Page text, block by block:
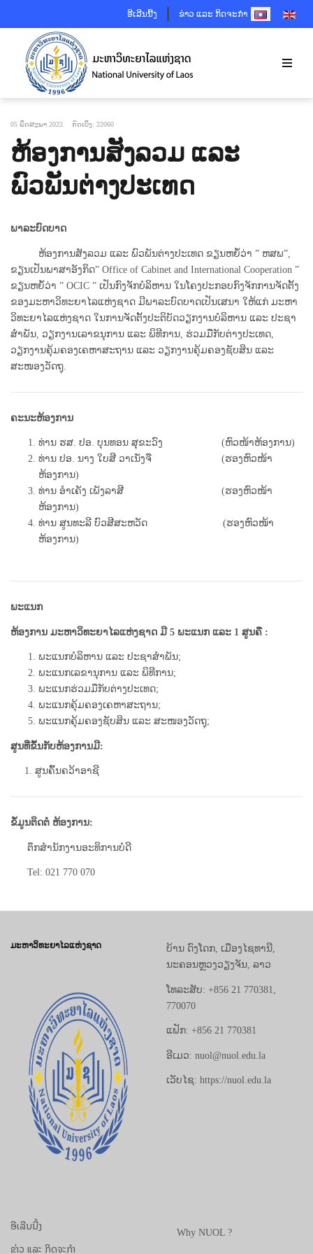
ອີເລີນນີ້ງ ຂ່າວ ແລະ ກິດຈະກຳSELECT YOUR
05 ພຶດສະພາ 2022 ກົດເບິ່ງ: 22060
ຫ້ອງການສັງລວມ ແລະ
ພົວພັນຕ່າງປະເທດ
ພາລະບົດບາດ
ຫ້ອງການສັງລວມ ແລະ ພົວພັນຕ່າງປະເທດ ຂຽນຫຍໍ້ວ່າ ” ຫສພ”,
ຂຽນເປັນພາສາອັງກິດ” Office of Cabinet and International Cooperation ”
ຂຽນຫຍໍ້ວ່າ ” OCIC ” ເປັນກົງຈັກບໍລິຫານ ໃນໂຄງປະກອບກົງຈັກການຈັດຕັ້ງ
ຂອງມະຫາວິທະຍາໄລແຫ່ງຊາດ ມີພາລະບົດບາດເປັນເສນາ ໃຫ້ແກ່ ມະຫາ
ວິທະຍາໄລແຫ່ງຊາດ ໃນການຈັດຕັ້ງປະຕິບັດວຽກງານບໍລິຫານ ແລະ ປະຊາ
ສຳພັນ, ວຽກງານເລາຂນຸການ ແລະ ພິທີການ, ຮ່ວມມືກັບຕ່າງປະເທດ,
ວຽກງານຄຸ້ມຄອງເຄຫາສະຖານ ແລະ ວຽກງານຄຸ້ມຄອງຊັບສິນ ແລະ
ສະໜອງວັດຖຸ.
ຄະນະຫ້ອງການ
ທ່ານ ຮສ. ປອ. ບຸນທອນ ສຸຂະວົງ (ຫົວໜ້າຫ້ອງການ)
ທ່ານ ປອ. ນາງ ໃບສີ ວາເນັ່ງຈື (ຮອງຫົວໜ້າ
ຫ້ອງການ)
ທ່ານ ອຳເຄັງ ເພັງລາສີ (ຮອງຫົວໜ້າ
ຫ້ອງການ)
ທ່ານ ສູນທະລີ ບົວສີສະຫວັດ (ຮອງຫົວໜ້າ
ຫ້ອງການ)
ພະແນກ
ຫ້ອງການ ມະຫາວິທະຍາໄລແຫ່ງຊາດ ມີ 5 ພະແນກ ແລະ 1 ສູນຄື :
ພະແນກບໍລິຫານ ແລະ ປະຊາສຳພັນ;
ພະແນກເລຂານຸການ ແລະ ພິທີການ;
ພະແນກຮ່ວມມືກັບຕ່າງປະເທດ;
ພະແນກຄຸ້ມຄອງເຄຫາສະຖານ;
ພະແນກຄຸ້ມຄອງຊັບສິນ ແລະ ສະໜອງວັດຖຸ;
ສູນທີ່ຂຶ້ນກັບຫ້ອງການມີ:
1. ສູນຄົ້ນຄວ້າອາຊີ
ຂໍ້ມູນຕິດຕໍ່ ຫ້ອງການ:
ຕຶກສຳນັກງານອະທິການບໍດີ
Tel: 021 770 070
ມະຫາວິທະຍາໄລແຫ່ງຊາດ
ບ້ານ ດົງໂດກ, ເມືອງໄຊທານີ,
ນະຄອນຫຼວງວຽງຈັນ, ລາວ
ໂທລະສັບ: +856 21 770381,
770070
ແຟັກ: +856 21 770381
ອີເມວ: nuol@nuol.edu.la
ເວັບໄຊ: https://nuol.edu.la
ອີເລີນນີ້ງ
ຂ່າວ ແລະ ກິດຈະກຳ
Why NUOL ?